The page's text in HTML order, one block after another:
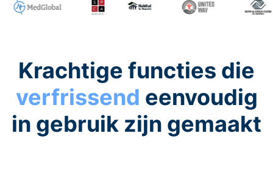
Krachtige functies die
verfrissend eenvoudig
in gebruik zijn gemaakt